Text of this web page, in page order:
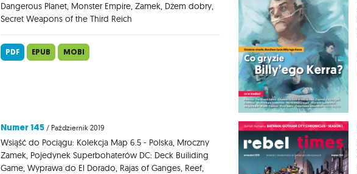
Dangerous Planet, Monster Empire, Zamek, Dżem dobry,
Secret Weapons of the Third Reich
PDF EPUB MOBI
Numer 145 / Październik 2019
Wsiąść do Pociągu: Kolekcja Map 6.5 - Polska, Mroczny
Zamek, Pojedynek Superbohaterów DC: Deck Builiding
Game, Wyprawa do El Dorado, Rajas of Ganges, Reef,